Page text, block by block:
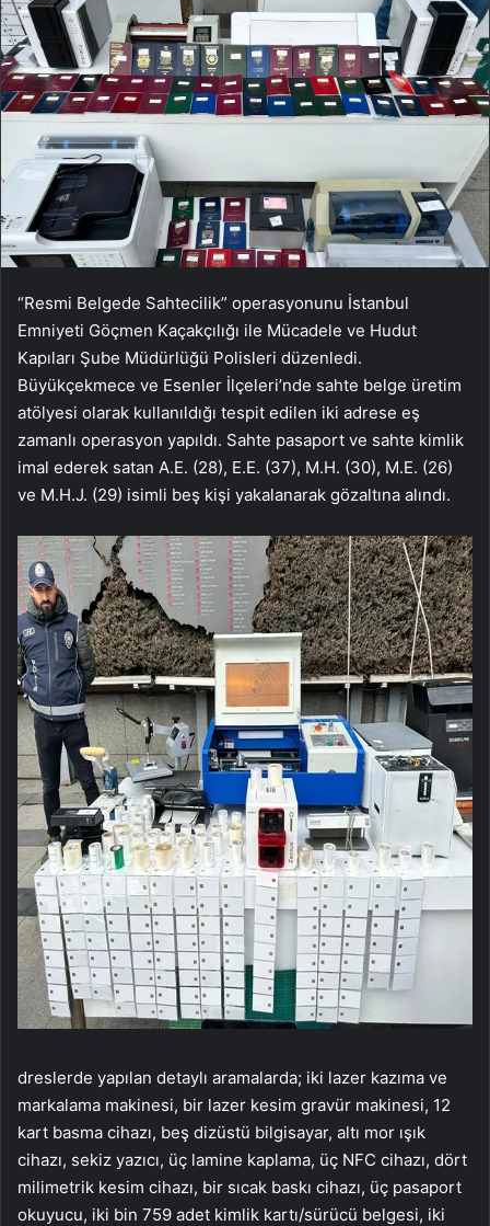
“Resmi Belgede Sahtecilik” operasyonunu İstanbul
Emniyeti Göçmen Kaçakçılığı ile Mücadele ve Hudut
Kapıları Şube Müdürlüğü Polisleri düzenledi.
Büyükçekmece ve Esenler İlçeleri’nde sahte belge üretim
atölyesi olarak kullanıldığı tespit edilen iki adrese eş
zamanlı operasyon yapıldı. Sahte pasaport ve sahte kimlik
imal ederek satan A.E. (28), E.E. (37), M.H. (30), M.E. (26)
ve M.H.J. (29) isimli beş kişi yakalanarak gözaltına alındı.
dreslerde yapılan detaylı aramalarda; iki lazer kazıma ve
markalama makinesi, bir lazer kesim gravür makinesi, 12
kart basma cihazı, beş dizüstü bilgisayar, altı mor ışık
cihazı, sekiz yazıcı, üç lamine kaplama, üç NFC cihazı, dört
milimetrik kesim cihazı, bir sıcak baskı cihazı, üç pasaport
okuyucu, iki bin 759 adet kimlik kartı/sürücü belgesi, iki